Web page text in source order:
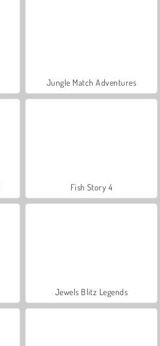
Jungle Match Adventures
Fish Story 4
Jewels Blitz Legends